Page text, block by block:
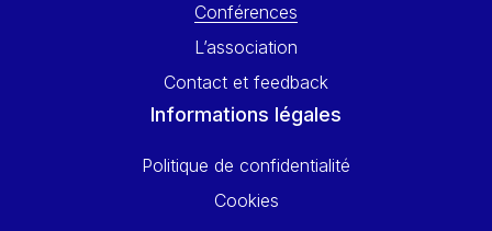
Conférences
L’association
Contact et feedback
Informations légales
Politique de confidentialité
Cookies